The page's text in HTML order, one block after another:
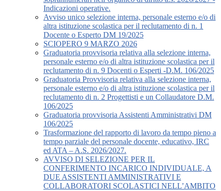
Indicazioni operative.
Avviso unico selezione interna, personale esterno e/o di
altra istituzione scolastica per il reclutamento di n. 1
Docente o Esperto DM 19/2025
SCIOPERO 9 MARZO 2026
Graduatoria provvisoria relativa alla selezione interna,
personale esterno e/o di altra istituzione scolastica per il
reclutamento di n. 9 Docenti o Esperti -D.M. 106/2025
Graduatoria Provvisoria relativa alla selezione interna,
personale esterno e/o di altra istituzione scolastica per il
reclutamento di n. 2 Progettisti e un Collaudatore D.M.
106/2025
Graduatoria provvisoria Assistenti Amministrativi DM
106/2025
Trasformazione del rapporto di lavoro da tempo pieno a
tempo parziale del personale docente, educativo, IRC
ed ATA – A.S. 2026/2027.
AVVISO DI SELEZIONE PER IL
CONFERIMENTO INCARICO INDIVIDUALE, A
DUE ASSISTENTI AMMINISTRATIVI E
COLLABORATORI SCOLASTICI NELL’AMBITO